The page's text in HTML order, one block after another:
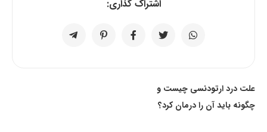
اشتراک گذاری:
علت درد ارتودنسی چیست و
چگونه باید آن را درمان کرد؟